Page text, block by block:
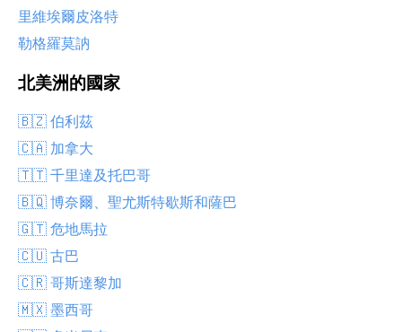
里維埃爾皮洛特
勒格羅莫訥
北美洲的國家
🇧🇿 伯利茲
🇨🇦 加拿大
🇹🇹 千里達及托巴哥
🇧🇶 博奈爾、聖尤斯特歇斯和薩巴
🇬🇹 危地馬拉
🇨🇺 古巴
🇨🇷 哥斯達黎加
🇲🇽 墨西哥